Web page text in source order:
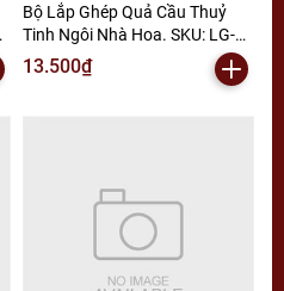
Bộ Lắp Ghép Quả Cầu Thuỷ
Tinh Ngôi Nhà Hoa. SKU: LG-
K544 (VAT 001-06-11) - K101-
T3-S5 ( K6-T3-S5)
13.500₫